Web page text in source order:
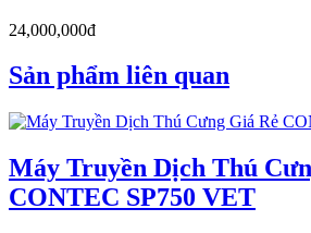
24,000,000đ
Sản phẩm liên quan
Máy Truyền Dịch Thú
CONTEC SP750 VET